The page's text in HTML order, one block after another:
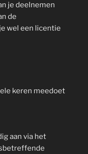
je deelnemen
de
wel een licentie
keren meedoet
aan via het